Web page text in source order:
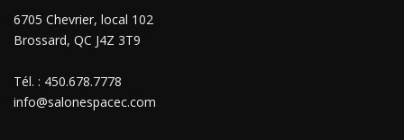
6705 Chevrier, local 102
Brossard, QC J4Z 3T9
Tél. : 450.678.7778
info@salonespacec.com